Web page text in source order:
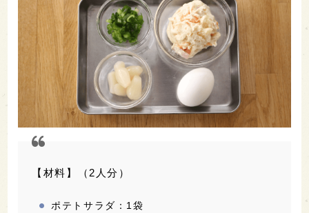
【材料】（2人分）
ポテトサラダ：1袋